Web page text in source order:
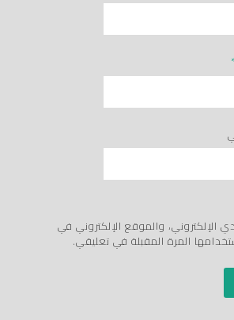
*
الإلكتروني، والموقع الإلكتروني في
المرة المقبلة في تعليقي.